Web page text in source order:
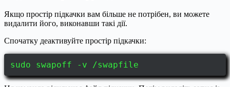
Якщо простір підкачки вам більше не потрібен, ви можете
видалити його, виконавши такі дії.
Спочатку деактивуйте простір підкачки:
sudo swapoff -v /swapfile